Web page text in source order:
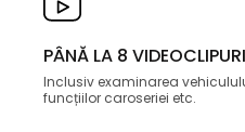
PÂNĂ LA 8 VIDEOCLIPURI
Inclusiv examinarea
funcțiilor caroseriei etc.